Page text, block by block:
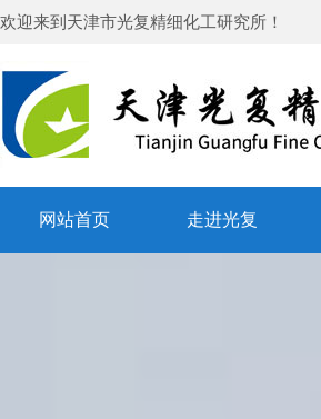
欢迎来到 天津市光复精细化工研究所 ！
网站首页 走进光复